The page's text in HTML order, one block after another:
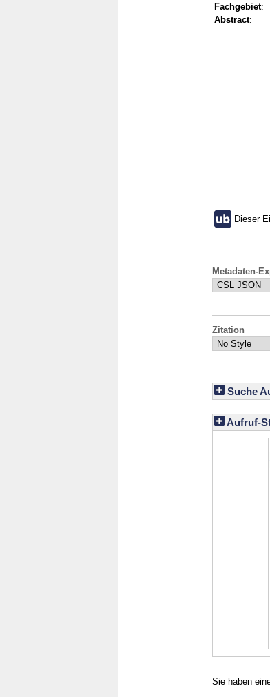
Fachgebiet:
Abstract:
Dieser
Metadaten-
Zitation
Suche
Aufruf-
Sie haben